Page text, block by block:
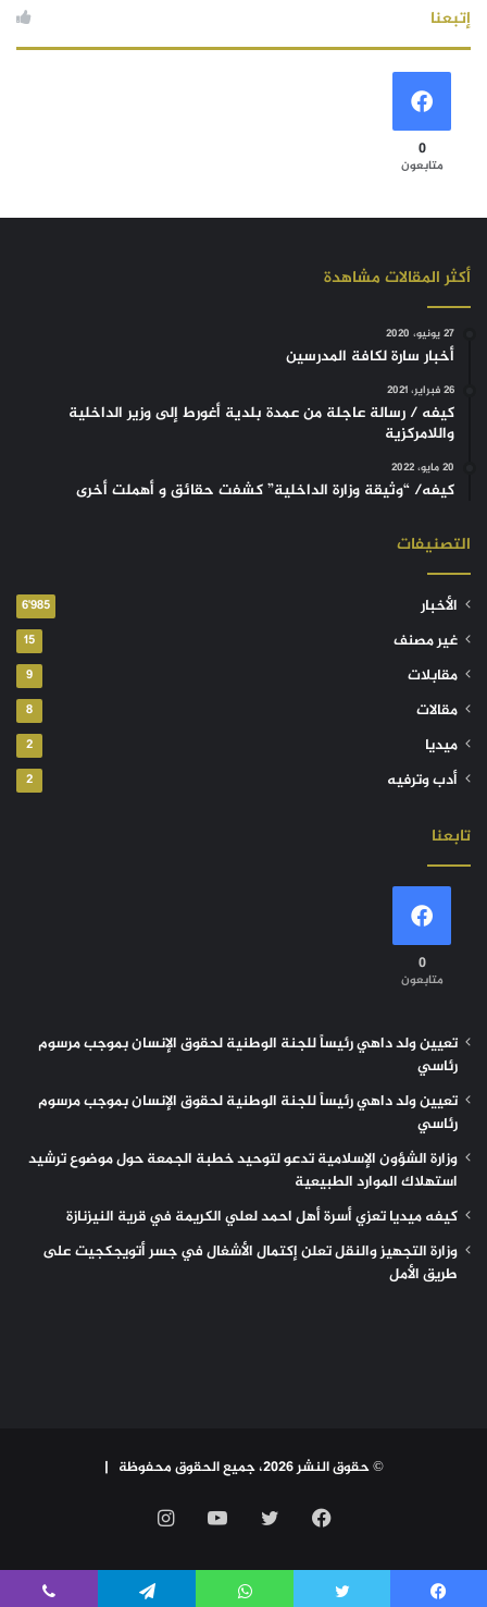
إتبعنا
0
متابعون
أكثر المقالات مشاهدة
27 يونيو، 2020
أخبار سارة لكافة المدرسين
26 فبراير، 2021
كيفه / رسالة عاجلة من عمدة بلدية أغورط إلى وزير الداخلية
واللامركزية
20 مايو، 2022
كيفه/ “وثيقة وزارة الداخلية” كشفت حقائق و أهملت أخرى
التصنيفات
الأخبار 6٬985
غير مصنف 15
مقابلات 9
مقالات 8
ميديا 2
أدب وترفيه 2
تابعنا
0
متابعون
تعيين ولد داهي رئيساً للجنة الوطنية لحقوق الإنسان بموجب مرسوم
رئاسي
تعيين ولد داهي رئيساً للجنة الوطنية لحقوق الإنسان بموجب مرسوم
رئاسي
وزارة الشؤون الإسلامية تدعو لتوحيد خطبة الجمعة حول موضوع ترشيد
استهلاك الموارد الطبيعية
كيفه ميديا تعزي أسرة أهل احمد لعلي الكريمة في قرية النيزنازة
وزارة التجهيز والنقل تعلن إكتمال الأشغال في جسر أتويجكجيت على
طريق الأمل
© حقوق النشر 2026، جميع الحقوق محفوظة |
فيسبوك تويتر يوتيوب